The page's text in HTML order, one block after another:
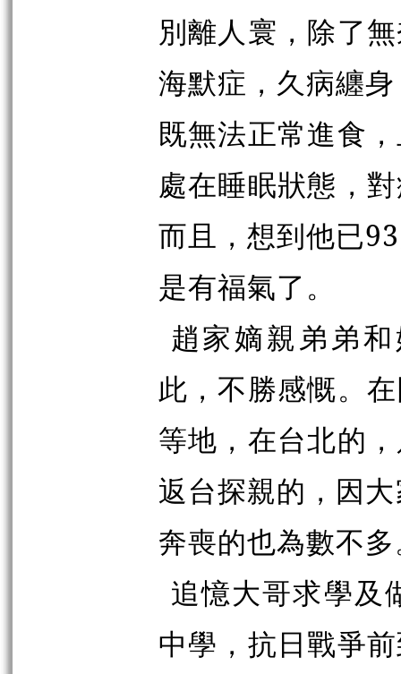
別離人寰，除了
海默症，久病纏
既無法正常進食
處在睡眠狀態，
而且，想到他已
是有福氣了。
趙家嫡親弟弟
此，不勝感慨。
等地，在台北的
返台探親的，因
奔喪的也為數不
追憶大哥求學及
中學，抗日戰爭